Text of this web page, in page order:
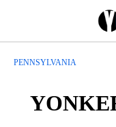
PENNSYLVANIA